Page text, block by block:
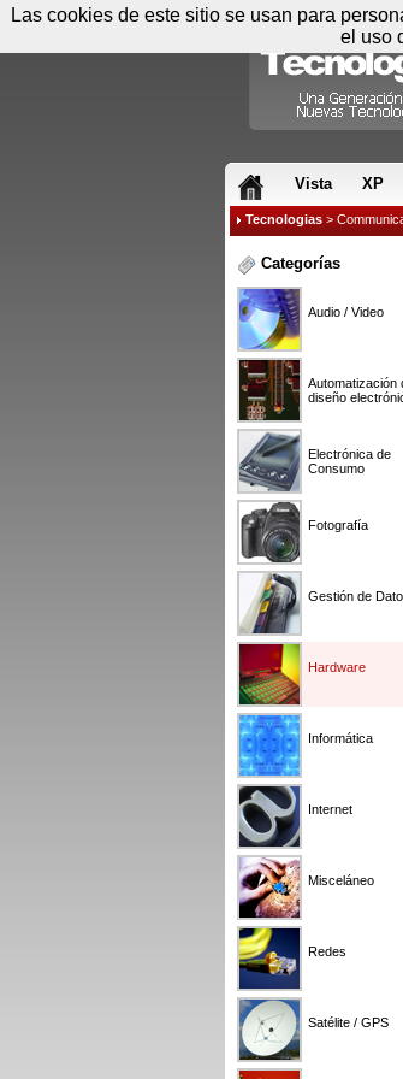
Vista XP
Tecnologias >
Categorías
Audio / Video
Automatización
diseño
Electrónica de
Consumo
Fotografía
Gestión de
Hardware
Informática
Internet
Misceláneo
Redes
Satélite / GPS
Las cookies de este sitio se usan para
el uso